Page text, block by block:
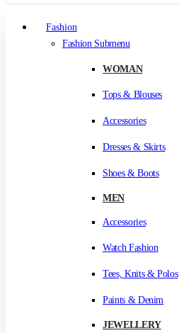
Fashion
Fashion Submenu
WOMAN
Tops & Blouses
Accessories
Dresses & Skirts
Shoes & Boots
MEN
Accessories
Watch Fashion
Tees, Knits & Polos
Paints & Denim
JEWELLERY